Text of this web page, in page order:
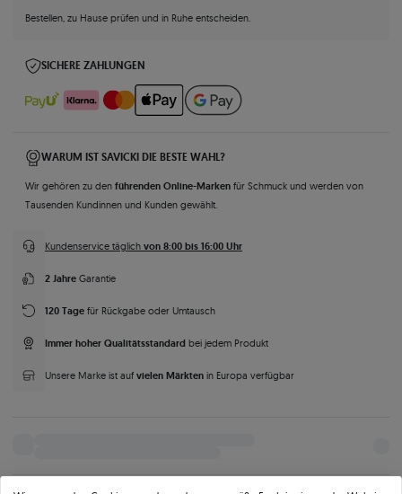
Bestellen, zu Hause prüfen und in Ruhe entscheiden.
SICHERE ZAHLUNGEN
WARUM IST SAVICKI DIE BESTE WAHL?
Wir gehören zu den führenden Online-Marken für Schmuck und werden von
Tausenden Kundinnen und Kunden gewählt.
Kundenservice täglich von 8:00 bis 16:00 Uhr
2 Jahre Garantie
120 Tage für Rückgabe oder Umtausch
Immer hoher Qualitätsstandard bei jedem Produkt
Unsere Marke ist auf vielen Märkten in Europa verfügbar